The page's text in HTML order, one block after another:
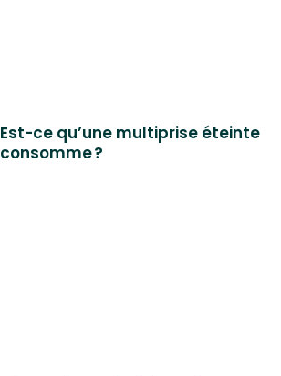
Est-ce qu’une multiprise éteinte
consomme ?